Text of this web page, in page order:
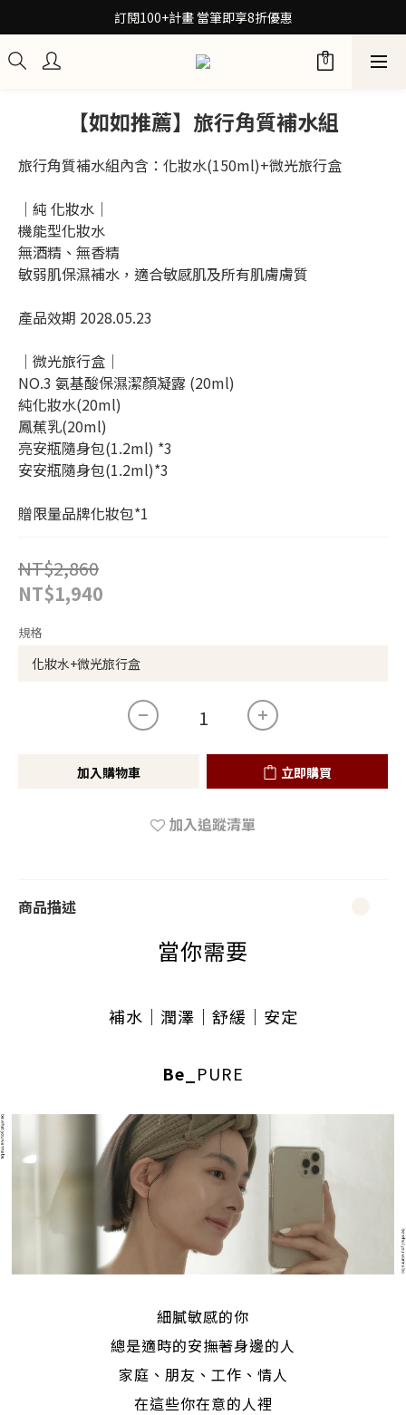
30秒檢測膚質！再拿保養配方箋7折券
訂閱100+計畫 當筆即享8折優惠
【如如推薦】旅行角質補水組
旅行角質補水組內含：化妝水(150ml)+微光旅行盒
｜純 化妝水｜
機能型化妝水
無酒精、無香精
敏弱肌保濕補水，適合敏感肌及所有肌膚膚質
產品效期 2028.05.23
｜微光旅行盒｜
NO.3 氨基酸保濕潔顏凝露 (20ml)
純化妝水(20ml)
鳳蕉乳(20ml)
亮安瓶隨身包(1.2ml) *3
安安瓶隨身包(1.2ml)*3
贈限量品牌化妝包*1
NT$2,860
NT$1,940
規格
加入購物車 立即購買
加入追蹤清單
商品描述
當你需要
補水｜潤澤 ｜舒緩 ｜安定
Be_ PURE
細膩敏感的你
總是適時的安撫著身邊的人
家庭、朋友、工作、情人
在這些你在意的人裡